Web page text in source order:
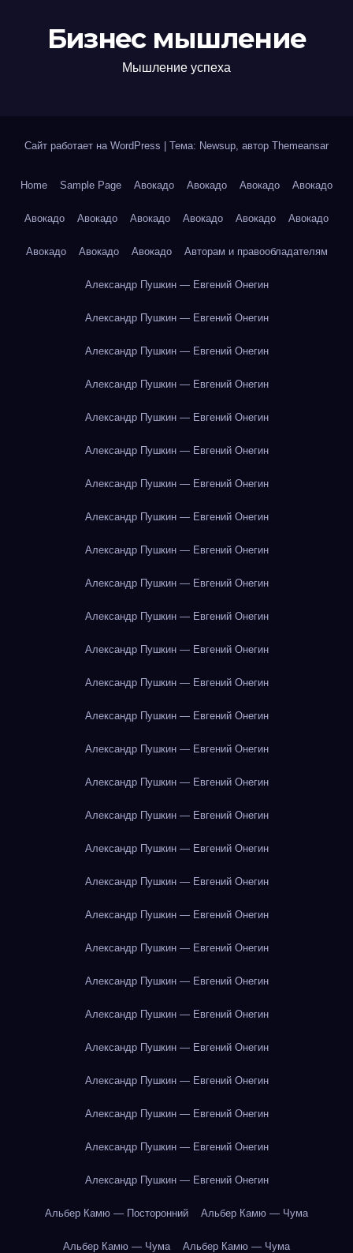
Бизнес мышление
Мышление успеха
Сайт работает на WordPress Тема: Newsup, автор Themeansar
Home Sample Page Авокадо Авокадо Авокадо Авокадо
Авокадо Авокадо Авокадо Авокадо Авокадо Авокадо
Авокадо Авокадо Авокадо Авторам и правообладателям
Александр Пушкин — Евгений Онегин
Александр Пушкин — Евгений Онегин
Александр Пушкин — Евгений Онегин
Александр Пушкин — Евгений Онегин
Александр Пушкин — Евгений Онегин
Александр Пушкин — Евгений Онегин
Александр Пушкин — Евгений Онегин
Александр Пушкин — Евгений Онегин
Александр Пушкин — Евгений Онегин
Александр Пушкин — Евгений Онегин
Александр Пушкин — Евгений Онегин
Александр Пушкин — Евгений Онегин
Александр Пушкин — Евгений Онегин
Александр Пушкин — Евгений Онегин
Александр Пушкин — Евгений Онегин
Александр Пушкин — Евгений Онегин
Александр Пушкин — Евгений Онегин
Александр Пушкин — Евгений Онегин
Александр Пушкин — Евгений Онегин
Александр Пушкин — Евгений Онегин
Александр Пушкин — Евгений Онегин
Александр Пушкин — Евгений Онегин
Александр Пушкин — Евгений Онегин
Александр Пушкин — Евгений Онегин
Александр Пушкин — Евгений Онегин
Александр Пушкин — Евгений Онегин
Александр Пушкин — Евгений Онегин
Александр Пушкин — Евгений Онегин
Альбер Камю — Посторонний Альбер Камю — Чума
Альбер Камю — Чума Альбер Камю — Чума